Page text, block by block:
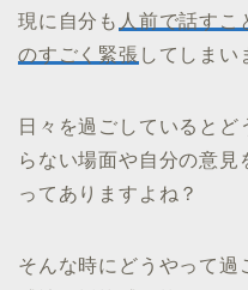
現に自分も 人前で話すこ
のすごく緊張 してしまい
日々を過ごしていると
らない場面や自分の意
ってありますよね？
そんな時にどうやって過